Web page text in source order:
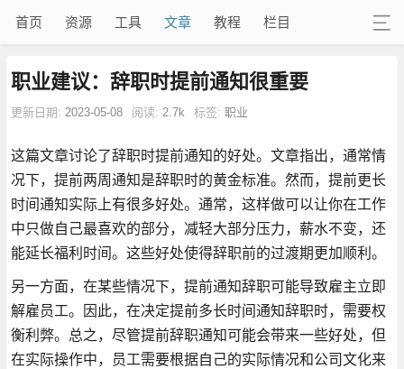
首页 资源 工具 文章 教程 栏目
职业建议：辞职时提前通知很重要
更新日期: 2023-05-08 阅读: 2.7k 标签: 职业
这篇文章讨论了辞职时提前通知的好处。文章指出，通常情
况下，提前两周通知是辞职时的黄金标准。然而，提前更长
时间通知实际上有很多好处。通常，这样做可以让你在工作
中只做自己最喜欢的部分，减轻大部分压力，薪水不变，还
能延长福利时间。这些好处使得辞职前的过渡期更加顺利。
另一方面，在某些情况下，提前通知辞职可能导致雇主立即
解雇员工。因此，在决定提前多长时间通知辞职时，需要权
衡利弊。总之，尽管提前辞职通知可能会带来一些好处，但
在实际操作中，员工需要根据自己的实际情况和公司文化来